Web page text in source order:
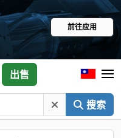
前往应用
搜索
出售